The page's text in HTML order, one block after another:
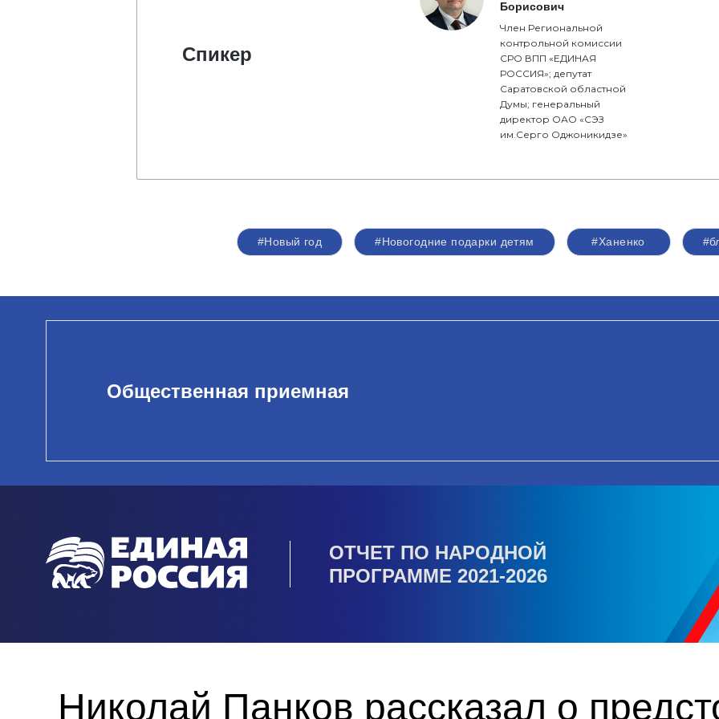
Спикер
Борисович
Член Региональной
контрольной комиссии
СРО ВПП «ЕДИНАЯ
РОССИЯ»; депутат
Саратовской областной
Думы; генеральный
директор ОАО «СЭЗ
им.Серго Оджоникидзе»
#Новый год #Новогодние подарки детям #Ханенко
Общественная приемная
ОТЧЕТ ПО НАРОДНОЙ
ПРОГРАММЕ 2021-2026
Николай Панков рассказал о